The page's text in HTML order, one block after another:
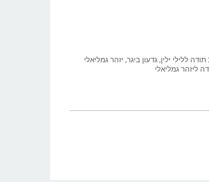
כתב: גילי חסקין; ‏08 יוני 2021 תודה ללילי ילין, גדעון ביגר, יזהר גמליאלי
ליזהר גמליאלי